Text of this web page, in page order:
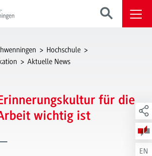
EN
Hochschule
Aktuelle News
für die
wichtig ist